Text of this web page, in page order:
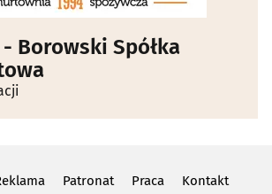
Borowski Spółka
Patronat Praca Kontakt